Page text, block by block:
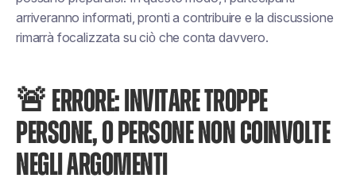
arriveranno informati, pronti a contribuire e la discussione
rimarrà focalizzata su ciò che conta davvero.
🚨 ERRORE: INVITARE TROPPE
PERSONE, O PERSONE NON COINVOLTE
NEGLI ARGOMENTI